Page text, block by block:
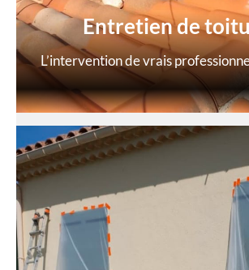
Entretien de
L’intervention de vrais